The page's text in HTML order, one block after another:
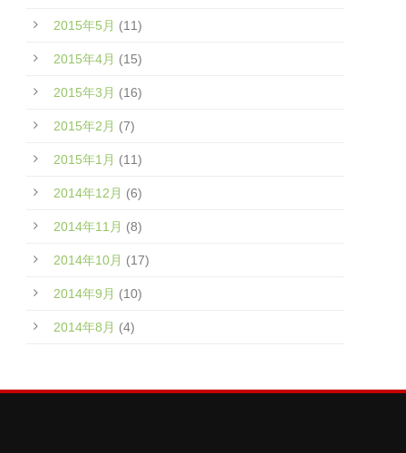
2015年5月 (11)
2015年4月 (15)
2015年3月 (16)
2015年2月 (7)
2015年1月 (11)
2014年12月 (6)
2014年11月 (8)
2014年10月 (17)
2014年9月 (10)
2014年8月 (4)